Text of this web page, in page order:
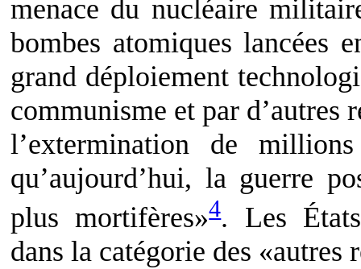
menace du nucléaire
bombes atomiques lancées
grand déploiement
communisme et par d’autres
l’extermination de
qu’aujourd’hui, la guerre
plus mortifères»4. Les
dans la catégorie des «autres